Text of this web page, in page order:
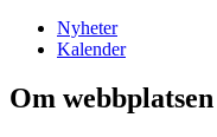
Nyheter
Kalender
Om webbplatsen